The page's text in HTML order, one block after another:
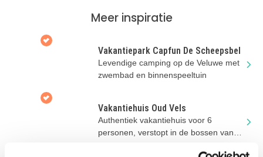
Geen zin om ’s ochtends vroeg op pad te gaan voor het
ontbijt? Maak gebruik van de verse
heerlijke warme broodjes of een compleet gevulde
ontbijtmand. En voor het avondeten schuif je zo aan bij de
buren: direct bij de ingang van het park ligtRestaurant La
, waar jullie in een gezellige en ongedwongen
sfeer kunnen genieten van de lekkerste pizza’s en pasta’s.
Eropuit in de omgeving
De omgeving van Het Verscholen Dorp is een grote
speeltuin voor jong en oud. Binnen tien minuten stand je in
Meer inspiratie
Vakantiepark Capfun De Scheepsbel
Levendige camping op de Veluwe met
zwembad en binnenspeeltuin
Vakantiehuis Oud Vels
Authentiek vakantiehuis voor 6
personen, verstopt in de bossen van